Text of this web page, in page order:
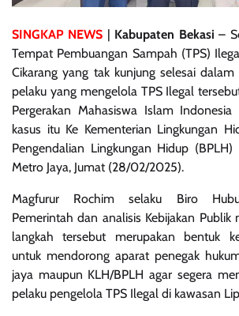
SINGKAP NEWS | Kabupaten Bekasi –
Tempat Pembuangan Sampah (TPS)
Cikarang yang tak kunjung selesai
pelaku yang mengelola TPS Ilegal
Pergerakan Mahasiswa Islam
kasus itu Ke Kementerian Lingkungan
Pengendalian Lingkungan Hidup
Metro Jaya, Jumat (28/02/2025).
Magfurur Rochim selaku Biro
Pemerintah dan analisis Kebijakan Publik
langkah tersebut merupakan bentuk
untuk mendorong aparat penegak
jaya maupun KLH/BPLH agar segera
pelaku pengelola TPS Ilegal di kawasan